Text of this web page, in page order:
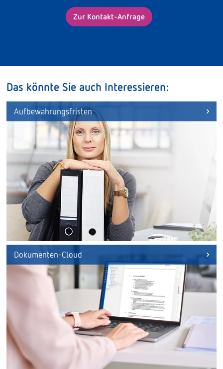
Zur Kontakt-Anfrage
Das könnte Sie auch Interessieren:
Aufbewahrungsfristen
Dokumenten-Cloud